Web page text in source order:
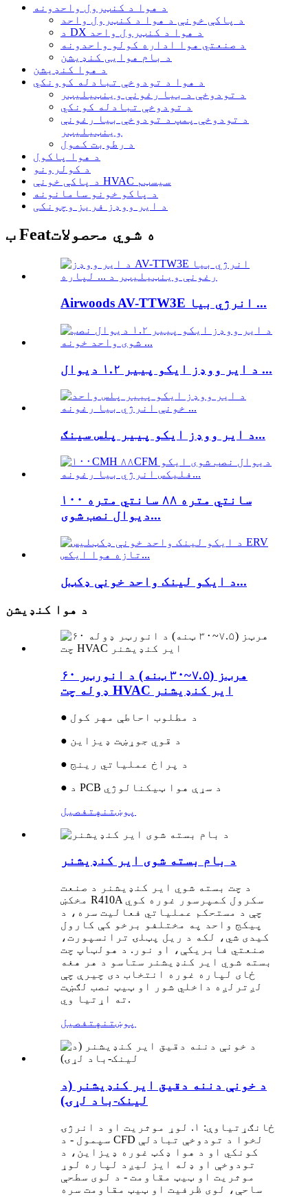
د هوا د کنټرول واحدونه
د پاکې خونې د هوا د کنټرول واحد
د DX د هوا د کنټرول واحد
د صنعتي هوا اداره کولو واحدونه
د بام هوایی کنډیشن
د هوا کنډیشن
د هوا د تودوخې تبادله کوونکي
د تودوخې د بیا رغونې وینټیلیټر
د تودوخې تبادله کونکي
د تودوخې پمپ د تودوخې بیا رغونې
وینټیلیټر
د رطوبت کمول
د هوا پاکول
د کولرونو
د پاکې خونې HVAC سیسټم
د پاکو خونو سامانونه
د ایر ووډز فریز وچونکی
ب Featه شوي محصولات
Airwoods AV-TTW3E انرژي بیا ...
د ایر ووډز ایکو پییر ۱.۲ دیوال ...
د ایر ووډز ایکو پییر پلس سینګ...
۱۰۰ سانتي متره ۸۸ سانتي متره
دیوال نصب شوی...
د ایکو لینک واحد خونې ډکټل...
د هوا کنډیشن
۶۰ هرټز (۷.۵~۳۰ ټنه) د انورټر
ډوله چت HVAC ایر کنډیشنر
● د مطلوب احاطې مهر کول
● د قوي جوړښت ډیزاین
● د پراخ عملیاتي رینج
● د PCB د سړې هوا ټیکنالوژي
پوښتنه تفصیل
د بام بسته شوی ایر کنډیشنر
د چت بسته شوي ایر کنډیشنر د صنعت
مخکښ R410A سکرول کمپرسور غوره کوي
چې د مستحکم عملیاتي فعالیت سره، د
پیکج واحد په مختلفو برخو کې کارول
کیدی شي، لکه د ریل پټلۍ ترانسپورت،
صنعتي فابریکې، او نور. د هولټاپ چت
بسته شوي ایر کنډیشنر ستاسو د هر هغه
ځای لپاره غوره انتخاب دی چیرې چې
لږترلږه داخلي شور او ټیټ نصب لګښت
ته اړتیا وي.
پوښتنه تفصیل
د خونې دننه دقیق ایر کنډیشنر (د
لینک-باد لړۍ)
ځانګړتیاوې: ۱. لوړ موثریت او د انرژۍ
سپمول - د CFD لخوا د تودوخې تبادلې
کونکي او د هوا ډکټ غوره ډیزاین، د
تودوخې او ډله ایز لیږد لپاره لوړ
موثریت او ټیټ مقاومت - د لوی سطحې
ساحې، لوی ظرفیت او ټیټ مقاومت سره